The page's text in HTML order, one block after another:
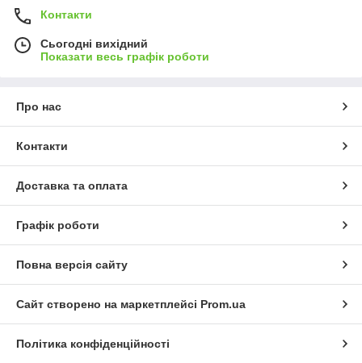
Контакти
Сьогодні вихідний
Показати весь графік роботи
Про нас
Контакти
Доставка та оплата
Графік роботи
Повна версія сайту
Сайт створено на маркетплейсі Prom.ua
Політика конфіденційності